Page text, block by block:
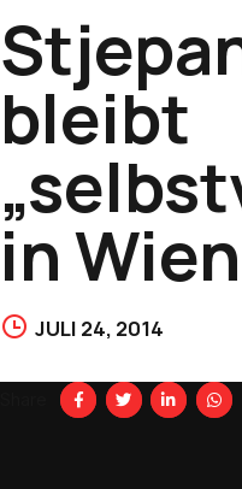
bleibt
in Wien
JULI 24, 2014